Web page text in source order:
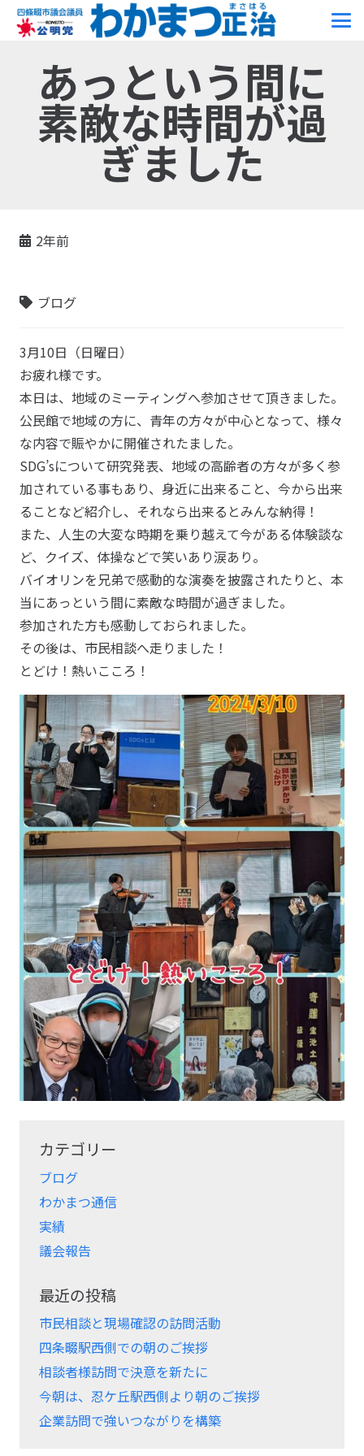
あっという間に
素敵な時間が過
ぎました
2年前
ブログ
3月10日（日曜日）
お疲れ様です。
本日は、地域のミーティングへ参加させて頂きました。
公民館で地域の方に、青年の方々が中心となって、様々
な内容で賑やかに開催されたました。
SDG’sについて研究発表、地域の高齢者の方々が多く参
加されている事もあり、身近に出来ること、今から出来
ることなど紹介し、それなら出来るとみんな納得！
また、人生の大変な時期を乗り越えて今がある体験談な
ど、クイズ、体操などで笑いあり涙あり。
バイオリンを兄弟で感動的な演奏を披露されたりと、本
当にあっという間に素敵な時間が過ぎました。
参加された方も感動しておられました。
その後は、市民相談へ走りました！
とどけ！熱いこころ！
カテゴリー
ブログ
わかまつ通信
実績
議会報告
最近の投稿
市民相談と現場確認の訪問活動
四条畷駅西側での朝のご挨拶
相談者様訪問で決意を新たに
今朝は、忍ケ丘駅西側より朝のご挨拶
企業訪問で強いつながりを構築